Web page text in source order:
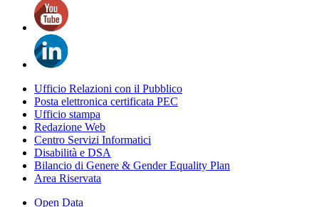
Ufficio Relazioni con il Pubblico
Posta elettronica certificata PEC
Ufficio stampa
Redazione Web
Centro Servizi Informatici
Disabilità e DSA
Bilancio di Genere & Gender Equality Plan
Area Riservata
Open Data